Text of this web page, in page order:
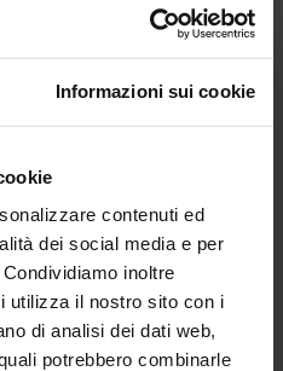
Informazioni sui cookie
contenuti ed
dei social media e per
inoltre
utilizza il nostro sito con i
di analisi dei dati web,
potrebbero combinarle
Slide1 - Copia (11).jpg
Slide1 - Copia (13).jpg